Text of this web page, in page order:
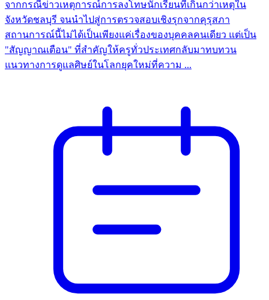
จากกรณีข่าวเหตุการณ์การลงโทษนักเรียนที่เกินกว่าเหตุใน
จังหวัดชลบุรี จนนำไปสู่การตรวจสอบเชิงรุกจากคุรุสภา
สถานการณ์นี้ไม่ได้เป็นเพียงแค่เรื่องของบุคคลคนเดียว แต่เป็น
"สัญญาณเตือน" ที่สำคัญให้ครูทั่วประเทศกลับมาทบทวน
แนวทางการดูแลศิษย์ในโลกยุคใหม่ที่ความ ...